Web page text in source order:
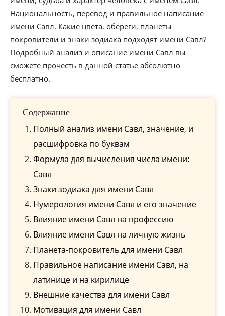
Национальность, перевод и правильное написание
имени Савл. Какие цвета, обереги, планеты
покровители и знаки зодиака подходят имени Савл?
Подробный анализ и описание имени Савл вы
сможете прочесть в данной статье абсолютно
бесплатно.
Содержание
Полный анализ имени Савл, значение, и
расшифровка по буквам
Формула для вычисления числа имени:
Савл
Знаки зодиака для имени Савл
Нумерология имени Савл и его значение
Влияние имени Савл на профессию
Влияние имени Савл на личную жизнь
Планета-покровитель для имени Савл
Правильное написание имени Савл, на
латинице и на кирилице
Внешние качества для имени Савл
Мотивация для имени Савл